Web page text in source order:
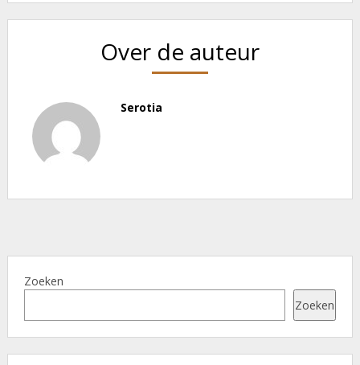
Over de auteur
Serotia
Zoeken
Zoeken